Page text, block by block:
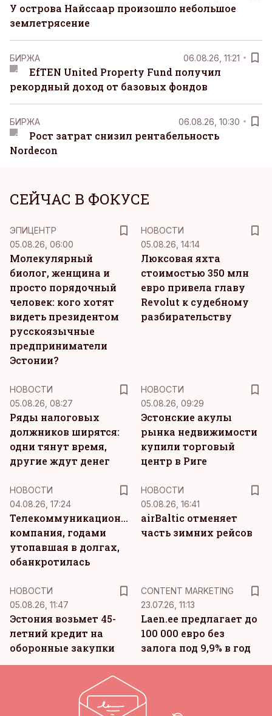
У острова Найссаар произошло небольшое
землетрясение
БИРЖА 06.08.26, 11:21
EfTEN United Property Fund получил
рекордный доход от базовых фондов
БИРЖА 06.08.26, 10:30
Рост затрат снизил рентабельность
Nordecon
СЕЙЧАС В ФОКУСЕ
ЭПИЦЕНТР
05.08.26, 06:00
Молекулярный
биолог, женщина и
просто порядочный
человек: кого хотят
видеть президентом
русскоязычные
предприниматели
Эстонии?
НОВОСТИ
05.08.26, 14:14
Люксовая яхта
стоимостью 350 млн
евро привела главу
Revolut к судебному
разбирательству
НОВОСТИ
05.08.26, 08:27
Ряды налоговых
должников ширятся:
одни тянут время,
другие ждут денег
НОВОСТИ
05.08.26, 09:29
Эстонские акулы
рынка недвижимости
купили торговый
центр в Риге
НОВОСТИ
04.08.26, 17:24
Телекоммуникационная
компания, годами
утопавшая в долгах,
обанкротилась
НОВОСТИ
05.08.26, 16:41
airBaltic отменяет
часть зимних рейсов
НОВОСТИ
05.08.26, 11:47
Эстония возьмет 45-
летний кредит на
оборонные закупки
CONTENT MARKETING
23.07.26, 11:13
Laen.ee предлагает до
100 000 евро без
залога под 9,9% в год